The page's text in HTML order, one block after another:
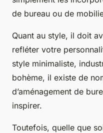
de bureau ou de
Quant au style, il doit
refléter votre
style minimaliste,
bohème, il existe de
d’aménagement de
inspirer.
Toutefois, quelle que